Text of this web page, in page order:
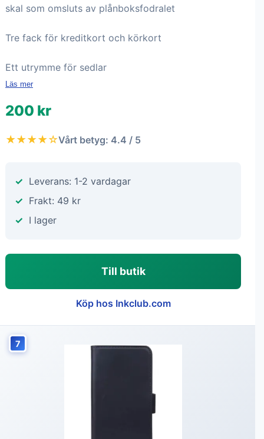
skal som omsluts av plånboksfodralet
Tre fack för kreditkort och körkort
Ett utrymme för sedlar
Läs mer
200 kr
★★★★☆Vårt betyg: 4.4 / 5
Leverans: 1-2 vardagar
Frakt: 49 kr
I lager
Till butik
Köp hos Inkclub.com
7